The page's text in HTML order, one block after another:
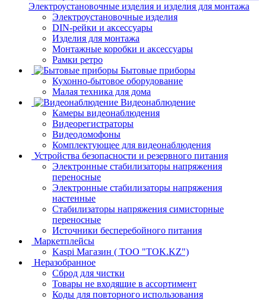
Электроустановочные изделия и изделия для монтажа
Электроустановочные изделия
DIN-рейки и аксессуары
Изделия для монтажа
Монтажные коробки и аксессуары
Рамки ретро
Бытовые приборы
Кухонно-бытовое оборудование
Малая техника для дома
Видеонаблюдение
Камеры видеонаблюдения
Видеорегистраторы
Видеодомофоны
Комплектующее для видеонаблюдения
Устройства безопасности и резервного питания
Электронные стабилизаторы напряжения
переносные
Электронные стабилизаторы напряжения
настенные
Стабилизаторы напряжения симисторные
переносные
Источники бесперебойного питания
Маркетплейсы
Kaspi Магазин ( ТОО "TOK.KZ")
Неразобранное
Сброд для чистки
Товары не входящие в ассортимент
Коды для повторного использования